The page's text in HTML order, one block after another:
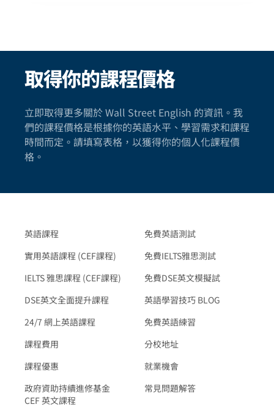
取得你的課程價格
立即取得更多關於 Wall Street English 的資訊。我
們的課程價格是根據你的英語水平、學習需求和課程
時間而定。請填寫表格，以獲得你的個人化課程價
格。
英語課程
實用英語課程 (CEF課程)
IELTS 雅思課程 (CEF課程)
DSE英文全面提升課程
24/7 網上英語課程
課程費用
課程優惠
政府資助持續進修基金
CEF 英文課程
免費英語測試
免費IELTS雅思測試
免費DSE英文模擬試
英語學習技巧 BLOG
免費英語練習
分校地址
就業機會
常見問題解答